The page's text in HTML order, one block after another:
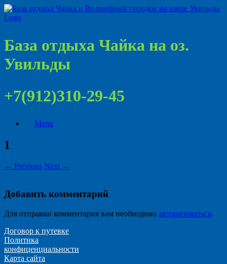
База отдыха Чайка на оз.
Увильды
+7(912)310-29-45
Menu
1
← Previous Next →
Добавить комментарий
Для отправки комментария вам необходимо авторизоваться.
Договор к путевке
Политика
конфиценциальности
Карта сайта